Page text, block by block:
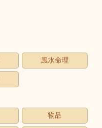
風水命理
物品